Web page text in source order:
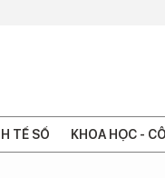
TẾ SỐ KHOA HỌC -